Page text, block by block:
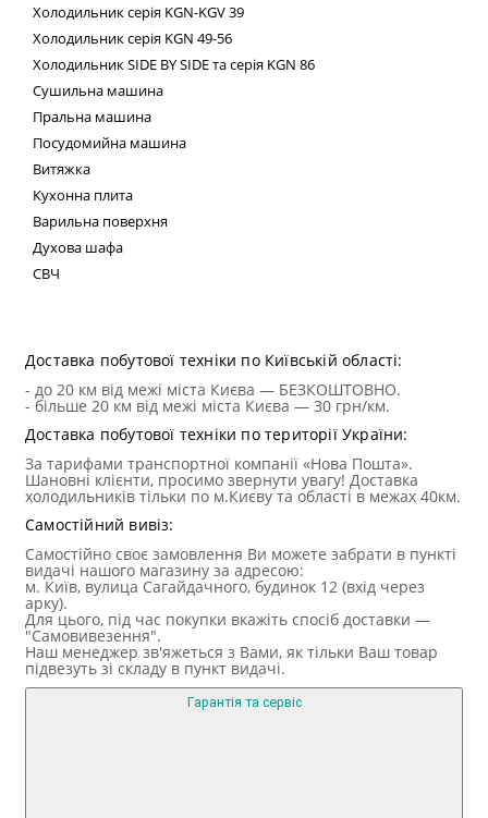
Холодильник серія KGN-KGV39
Холодильник серія KGN 49-56
ХолодильникSIDE BYSIDEта серія KGN 86
Сушильна машина
Пральна машина
Посудомийна машина
Витяжка
Кухонна плита
Варильна поверхня
Духова шафа
СВЧ
Доставка побутової техніки по Київській області:
- до 20 км від межі міста Києва — БЕЗКОШТОВНО.
- більше 20 км від межі міста Києва — 30 грн/км.
Доставка побутової техніки по території України:
За тарифами транспортної компанії «Нова Пошта».
Шановні клієнти, просимо звернути увагу! Доставка
холодильників тільки по м.Києву та області в межах 40км.
Самостійний вивіз:
Самостійно своє замовлення Ви можете забрати в пункті
видачі нашого магазину за адресою:
м. Київ, вулица Сагайдачного, будинок 12 (вхід через
арку).
Для цього, під час покупки вкажіть спосіб доставки —
"Самовивезення".
Наш менеджер зв'яжеться з Вами, як тільки Ваш товар
підвезуть зі складу в пункт видачі.
Гарантія та сервіс